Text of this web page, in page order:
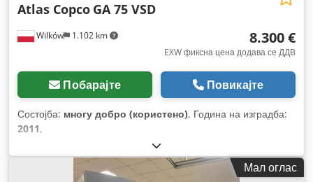
Wilków 1.102 km
Atlas Copco GA 75 VSD
8.300 €
EXW фиксна цена додава се ДДВ
Побарајте Повикајте
Состојба: многу добро (користено), Година на изградба:
2011,
Мал оглас